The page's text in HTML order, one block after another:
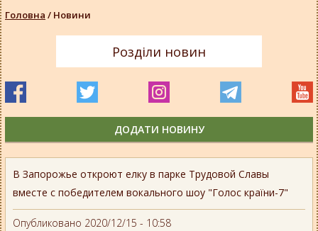
В Запорожье откроют елку в парке Трудовой Славы
вместе с победителем вокального шоу "Голос країни-7"
Опубликовано 2020/12/15 - 10:58
Головна / Новини
Розділи новин
ДОДАТИ НОВИНУ